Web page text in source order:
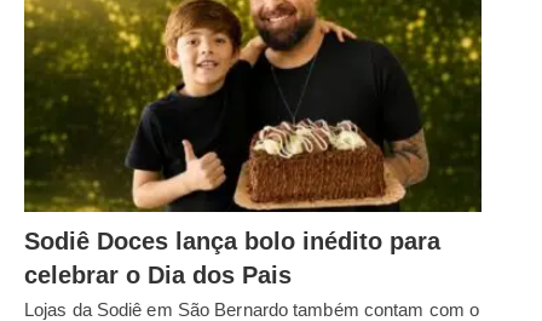
Sodiê Doces lança bolo inédito para
celebrar o Dia dos Pais
Lojas da Sodiê em São Bernardo também contam com o